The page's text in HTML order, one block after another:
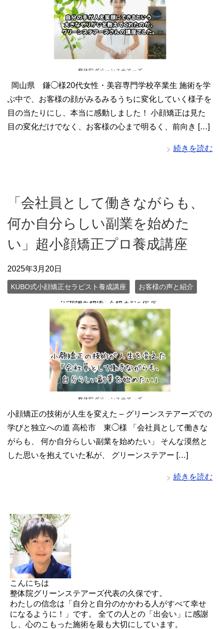
岡山県 鎌◯様20代女性・美容専門学校卒業生 施術を学
ぶ中で、お客様の顔がみるみるうちに変化していく様子を
目の当たりにし、本当に感動しました！ 小顔矯正は見た
目の変化だけでなく、お客様の心まで明るく、前向き […]
続きを読む
「会社員として働きながらも、
何か自分らしい副業を始めた
い」超小顔矯正プロ養成講座
2025年3月20日
KUBO式小顔矯正セラピスト養成講座 お客様の声と紹介
小顔矯正の技術が人生を変えた – グリーンステアーズでの
学びと独立への道 高松市 東◯様 「会社員として働きな
がらも、 何か自分らしい副業を始めたい」 そんな漠然と
した思いを抱えていた私が、 グリーンステアー […]
続きを読む
こんにちは
整体院グリーンステアーズ代表の久保です。
わたしの信念は「自分と自分のかかわる人がすべて幸せ
になるように！」です。 全ての人との「出会い」に感謝
し、心のこもった施術を最も大切にしています。